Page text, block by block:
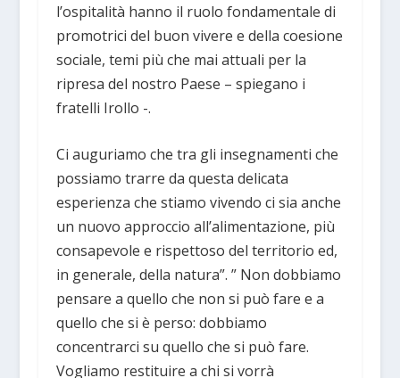
l’ospitalità hanno il ruolo fondamentale di
promotrici del buon vivere e della coesione
sociale, temi più che mai attuali per la
ripresa del nostro Paese – spiegano i
fratelli Irollo -.
Ci auguriamo che tra gli insegnamenti che
possiamo trarre da questa delicata
esperienza che stiamo vivendo ci sia anche
un nuovo approccio all’alimentazione, più
consapevole e rispettoso del territorio ed,
in generale, della natura”. ” Non dobbiamo
pensare a quello che non si può fare e a
quello che si è perso: dobbiamo
concentrarci su quello che si può fare.
Vogliamo restituire a chi si vorrà